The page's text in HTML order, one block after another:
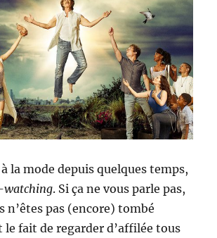
la mode depuis quelques temps,
watching. Si ça ne vous parle pas,
n’êtes pas (encore) tombé
le fait de regarder d’affilée tous